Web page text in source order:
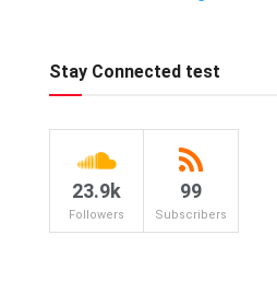
Stay Connected test
23.9k
Followers
99
Subscribers